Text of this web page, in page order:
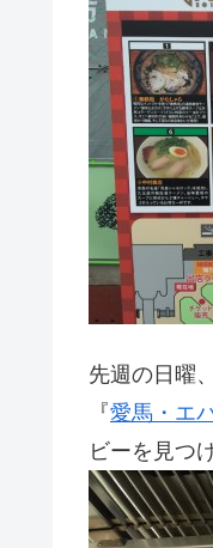
先週の日曜
『愛馬・エ
ビーを見つ